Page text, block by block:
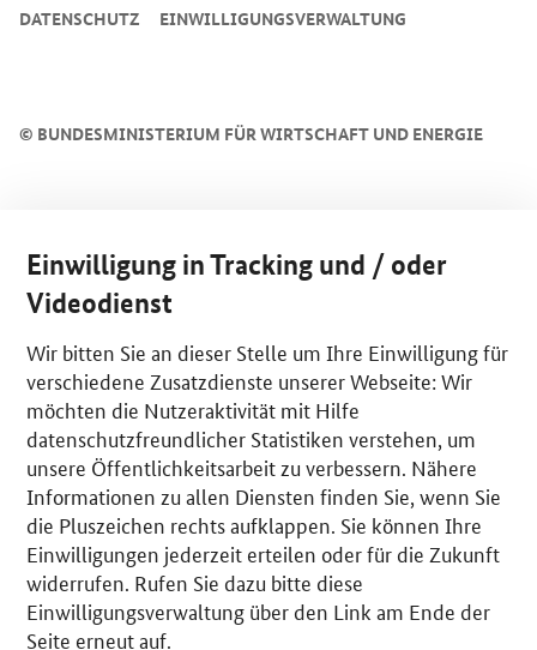
© BUNDESMINISTERIUM FÜR WIRTSCHAFT UND ENERGIE
DATENSCHUTZ
EINWILLIGUNGSVERWALTUNG
Einwilligung in Tracking und / oder
Videodienst
Wir bitten Sie an dieser Stelle um Ihre Einwilligung für
verschiedene Zusatzdienste unserer Webseite: Wir
möchten die Nutzeraktivität mit Hilfe
datenschutzfreundlicher Statistiken verstehen, um
unsere Öffentlichkeitsarbeit zu verbessern. Nähere
Informationen zu allen Diensten finden Sie, wenn Sie
die Pluszeichen rechts aufklappen. Sie können Ihre
Einwilligungen jederzeit erteilen oder für die Zukunft
widerrufen. Rufen Sie dazu bitte diese
Einwilligungsverwaltung über den Link am Ende der
Seite erneut auf.